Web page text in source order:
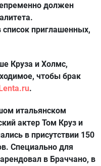
должен
приглашенных,
Круза и Холмс,
чтобы брак
Lenta.ru.
итальянском
актер Том Круз и
в присутствии 150
Специально для
в Браччано, в